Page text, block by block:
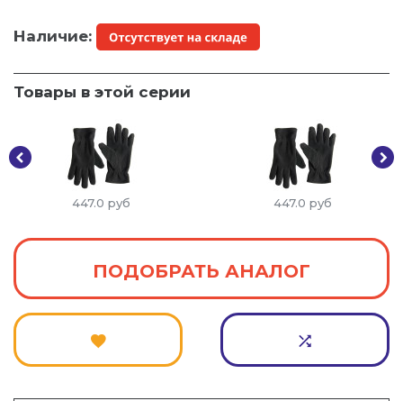
Наличие:
Товары в этой серии
447.0 руб 447.0 руб
ПОДОБРАТЬ АНАЛОГ